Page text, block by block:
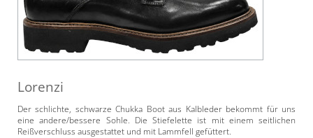
Lorenzi
Der schlichte, schwarze Chukka Boot aus Kalbleder bekommt für uns
eine andere/bessere Sohle. Die Stiefelette ist mit einem seitlichen
Reißverschluss ausgestattet und mit Lammfell gefüttert.